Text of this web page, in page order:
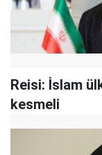
Reisi: İslam
kesmeli